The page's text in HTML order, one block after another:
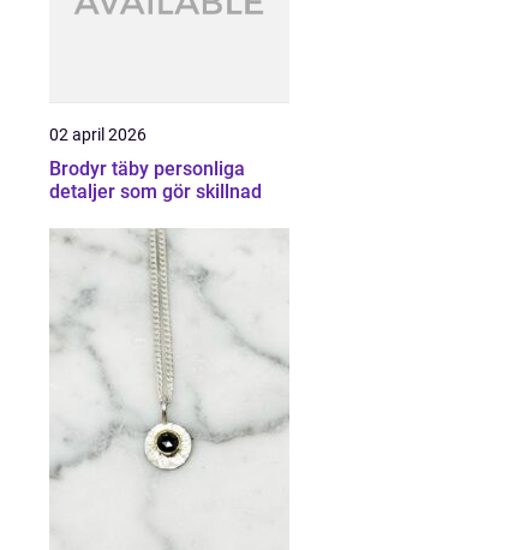
02 april 2026
Brodyr täby personliga
detaljer som gör skillnad